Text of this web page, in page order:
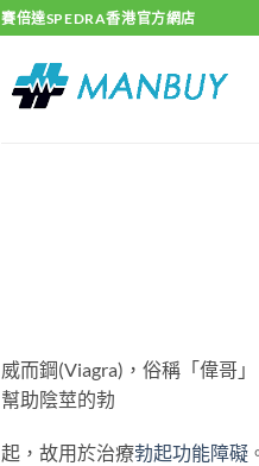
賽倍達SPEDRA香港官方網店
威而鋼(Viagra)，俗稱「偉哥
幫助陰莖的勃
起，故用於治療勃起功能障礙